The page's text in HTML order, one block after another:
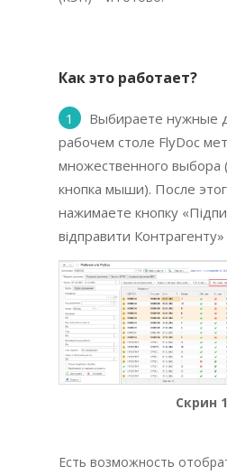
Как это работает?
1
Выбираете нужные
рабочем столе FlyDoc
множественного выбора
кнопка мыши). После
нажимаете кнопку
відправити
Скрин 1
Есть возможность